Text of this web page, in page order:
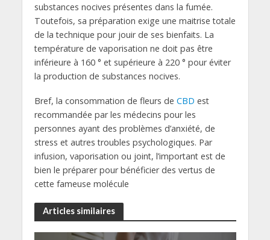
substances nocives présentes dans la fumée.
Toutefois, sa préparation exige une maitrise totale
de la technique pour jouir de ses bienfaits. La
température de vaporisation ne doit pas être
inférieure à 160 ° et supérieure à 220 ° pour éviter
la production de substances nocives.
Bref, la consommation de fleurs de CBD est
recommandée par les médecins pour les
personnes ayant des problèmes d’anxiété, de
stress et autres troubles psychologiques. Par
infusion, vaporisation ou joint, l’important est de
bien le préparer pour bénéficier des vertus de
cette fameuse molécule
Articles similaires